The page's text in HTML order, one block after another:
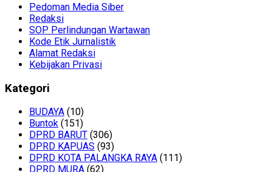
Pedoman Media Siber
Redaksi
SOP Perlindungan Wartawan
Kode Etik Jurnalistik
Alamat Redaksi
Kebijakan Privasi
Kategori
BUDAYA (10)
Buntok (151)
DPRD BARUT (306)
DPRD KAPUAS (93)
DPRD KOTA PALANGKA RAYA (111)
DPRD MURA (62)